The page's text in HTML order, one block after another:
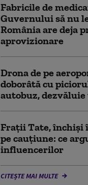
Fabricile de
Guvernului să nu
România are deja
aprovizionare
Drona de pe
doborâtă cu
autobuz,
Frații Tate, închiși
pe cauțiune: ce
influencerilor
CITEȘTE MAI MULTE